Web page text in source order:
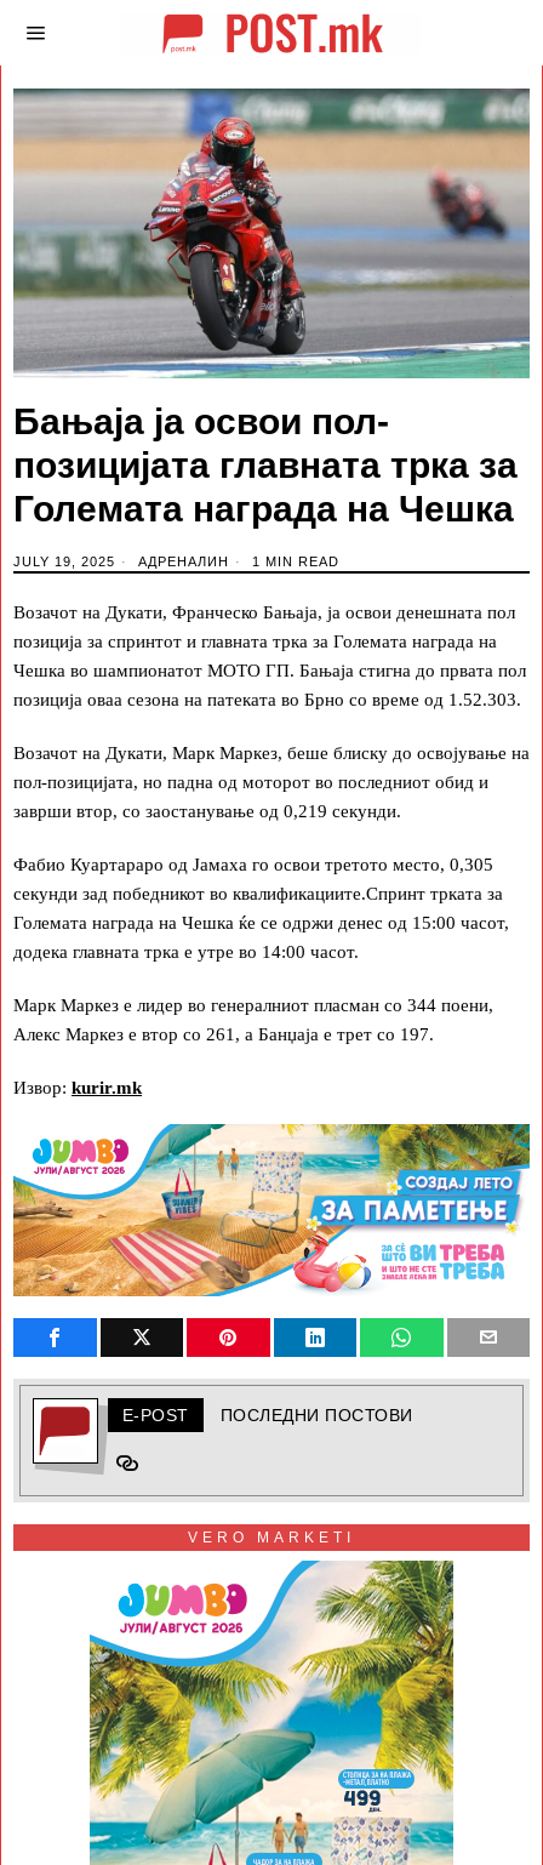
Бањаја ја освои пол-
позицијата главната трка за
Големата награда на Чешка
JULY 19, 2025 АДРЕНАЛИН 1 MIN READ
Возачот на Дукати, Франческо Бањаја, ја освои денешната пол
позиција за спринтот и главната трка за Големата награда на
Чешка во шампионатот МOTO ГП. Бањаја стигна до првата пол
позиција оваа сезона на патеката во Брно со време од 1.52.303.
Возачот на Дукати, Марк Маркез, беше блиску до освојување на
пол-позицијата, но падна од моторот во последниот обид и
заврши втор, со заостанување од 0,219 секунди.
Фабио Куартараро од Јамаха го освои третото место, 0,305
секунди зад победникот во квалификациите.Спринт трката за
Големата награда на Чешка ќе се одржи денес од 15:00 часот,
додека главната трка е утре во 14:00 часот.
Марк Маркез е лидер во генералниот пласман со 344 поени,
Алекс Маркез е втор со 261, а Банџаја е трет со 197.
Извор: kurir.mk
E-POST ПОСЛЕДНИ ПОСТОВИ
VERO MARKETI